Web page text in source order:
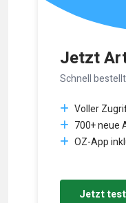
Jetzt
Schnell
Voller
700+ neue
OZ-App
Jetzt